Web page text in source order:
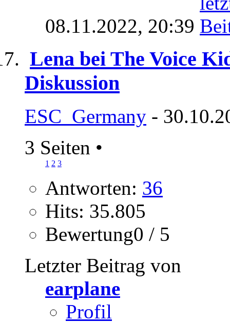
08.11.2022, 20:39
Lena bei The Voice
Diskussion
ESC_Germany -
3 Seiten •
1 2 3
Antworten: 36
Hits: 35.805
Bewertung0 / 5
Letzter Beitrag von
earplane
Profil